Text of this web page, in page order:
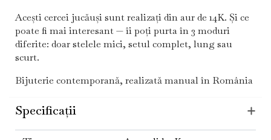
Acești cercei jucăuși sunt realizați din aur de 14K. Și ce
poate fi mai interesant — îi poți purta în 3 moduri
diferite: doar stelele mici, setul complet, lung sau
scurt.
Bijuterie contemporană, realizată manual în România
Specificații